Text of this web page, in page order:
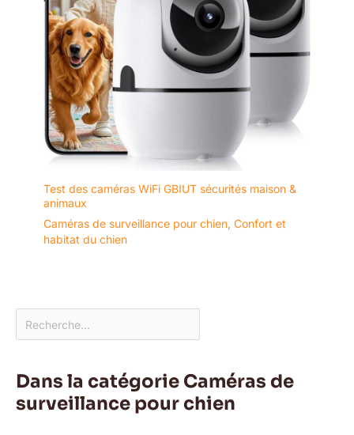
Test des caméras WiFi GBIUT sécurités maison &
animaux
Caméras de surveillance pour chien, Confort et
habitat du chien
Dans la catégorie Caméras de
surveillance pour chien